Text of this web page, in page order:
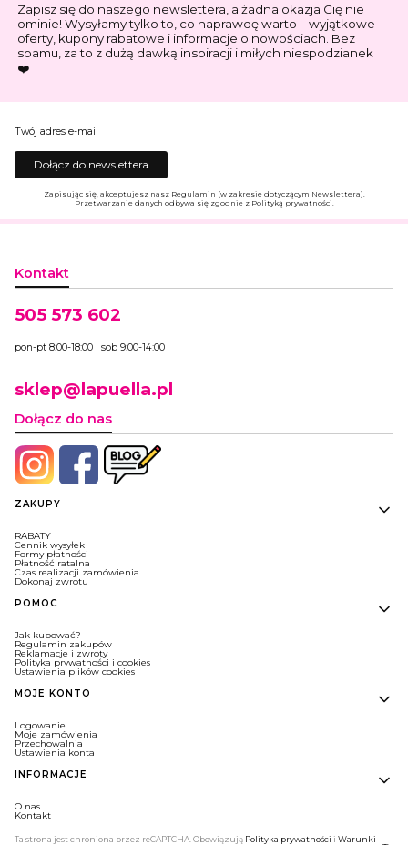
Zapisz się do naszego newslettera, a żadna okazja Cię nie
ominie! Wysyłamy tylko to, co naprawdę warto – wyjątkowe
oferty, kupony rabatowe i informacje o nowościach. Bez
spamu, za to z dużą dawką inspiracji i miłych niespodzianek
❤️
Twój adres e-mail
Dołącz do newslettera
Zapisując się, akceptujesz nasz Regulamin (w zakresie dotyczącym Newslettera).
Przetwarzanie danych odbywa się zgodnie z Polityką prywatności.
Kontakt
505 573 602
pon-pt 8:00-18:00 | sob 9:00-14:00
sklep@lapuella.pl
Dołącz do nas
Linki w stopce
ZAKUPY
RABATY
Cennik wysyłek
Formy płatności
Płatność ratalna
Czas realizacji zamówienia
Dokonaj zwrotu
POMOC
Jak kupować?
Regulamin zakupów
Reklamacje i zwroty
Polityka prywatności i cookies
Ustawienia plików cookies
MOJE KONTO
Logowanie
Moje zamówienia
Przechowalnia
Ustawienia konta
INFORMACJE
O nas
Kontakt
Ta strona jest chroniona przez reCAPTCHA. Obowiązują Polityka prywatności i Warunki